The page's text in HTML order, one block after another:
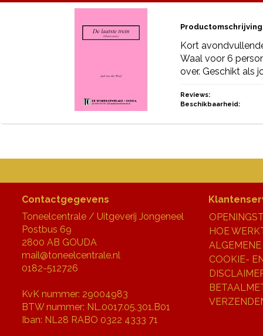
Productomschrijving
Kort
Waal voor 6
over. Geschikt als
Reviews:
Beschikbaarheid:
Contactgegevens
Toneelcentrale / Uitgeverij Jongeneel
Postbus 69
2800 AB GOUDA
mail@toneelcentrale.nl
0182-512726
KvK nummer: 29004983
BTW nummer: NL.0017.05.301.B01
Iban: NL28 RABO 0322 4333 71
HOE
COOKIE-